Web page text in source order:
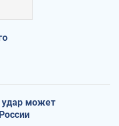
удар может